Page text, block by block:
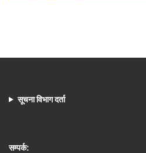
सूचना विभाग दर्ता
सम्पर्क: